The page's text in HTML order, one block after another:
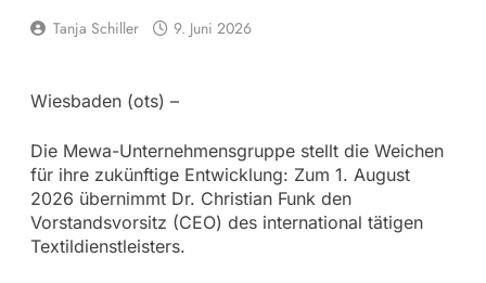
Tanja Schiller 9. Juni 2026
Wiesbaden (ots) –
Die Mewa-Unternehmensgruppe stellt die Weichen
für ihre zukünftige Entwicklung: Zum 1. August
2026 übernimmt Dr. Christian Funk den
Vorstandsvorsitz (CEO) des international tätigen
Textildienstleisters.